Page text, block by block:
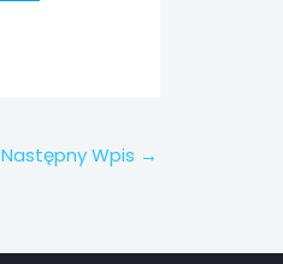
Następny Wpis →